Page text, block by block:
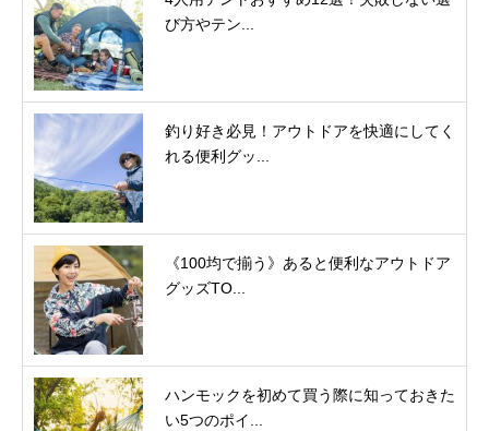
び方やテン...
釣り好き必見！アウトドアを快適にしてく
れる便利グッ...
《100均で揃う》あると便利なアウトドア
グッズTO...
ハンモックを初めて買う際に知っておきた
い5つのポイ...